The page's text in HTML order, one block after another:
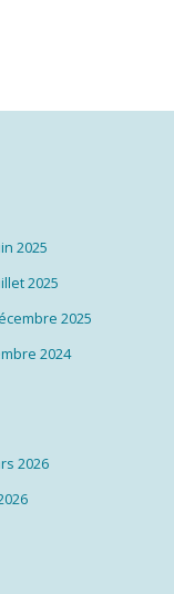
2025
2025
2025
2024
2026